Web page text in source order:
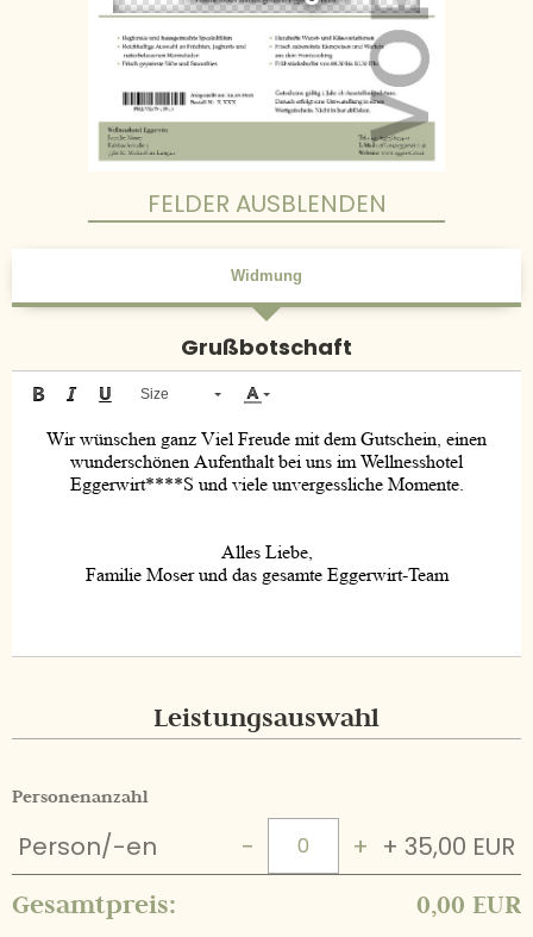
FELDER AUSBLENDEN
Widmung
Grußbotschaft
Size
Leistungsauswahl
Personenanzahl
− +
Person/-en
+ 35,00 EUR
Gesamtpreis:
0,00 EUR